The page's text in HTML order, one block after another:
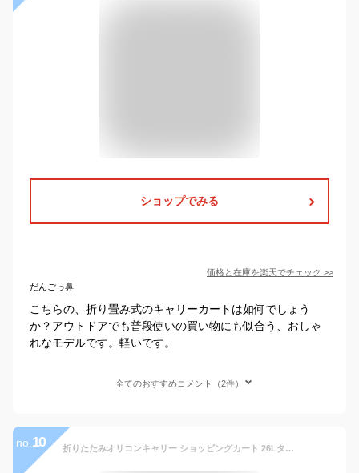
ショップでみる
価格と在庫を楽天でチェック >>
だんごっ鼻
こちらの、折り畳み式のキャリーカートは如何でしょう
か？アウトドアでも普段使いの買い物にも似合う、おしゃ
れなモデルです。軽いです。
全てのおすすめコメント（2件）
no. 10 折りたたみオリコンキャリー ショッピングカート 26Lタイプ WOC-26 ブラック 耐荷重25kg 台車 折り畳み 軽量 コンパクト 山善 YAMAZEN ガーデンマスター 【送料無料】